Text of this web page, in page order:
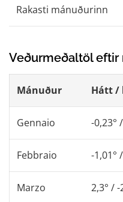
Rakasti mánuðurinn
Veðurmeðaltöl eftir
Mánuður Hátt /
Gennaio -0,23°
Febbraio -1,01°
Marzo 2,3° / -